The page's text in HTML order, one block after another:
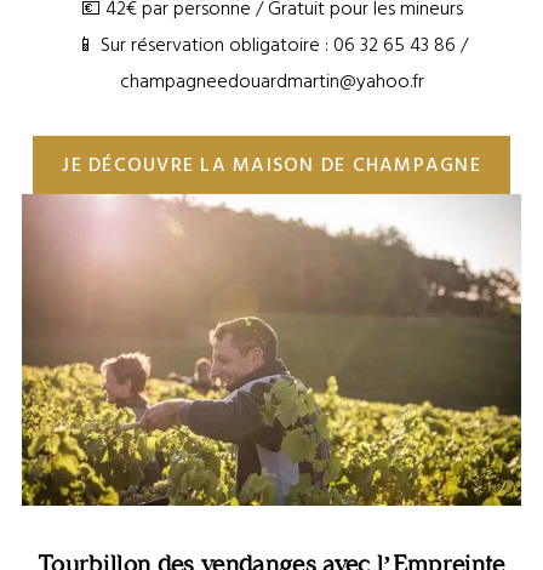
💶 42€ par personne / Gratuit pour les mineurs
📱 Sur réservation obligatoire : 06 32 65 43 86 /
champagneedouardmartin@yahoo.fr
JE DÉCOUVRE LA MAISON DE CHAMPAGNE
Tourbillon des vendanges avec l’Empreinte